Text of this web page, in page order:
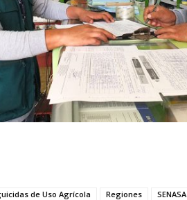
de Uso Agrícola Regiones SENASA